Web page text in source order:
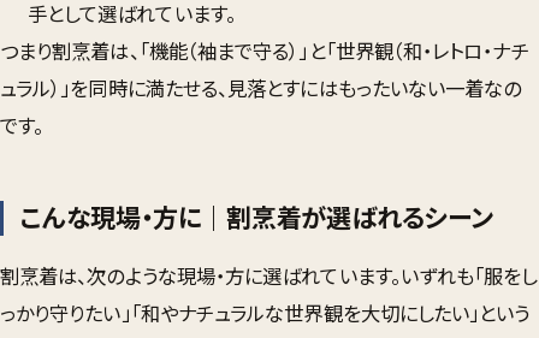
手として選ばれています。
つまり割烹着は、「機能（袖まで守る）」と「世界観（和・レトロ・ナチ
ュラル）」を同時に満たせる、見落とすにはもったいない一着なの
です。
こんな現場・方に｜割烹着が選ばれるシーン
割烹着は、次のような現場・方に選ばれています。いずれも「服をし
っかり守りたい」「和やナチュラルな世界観を大切にしたい」という